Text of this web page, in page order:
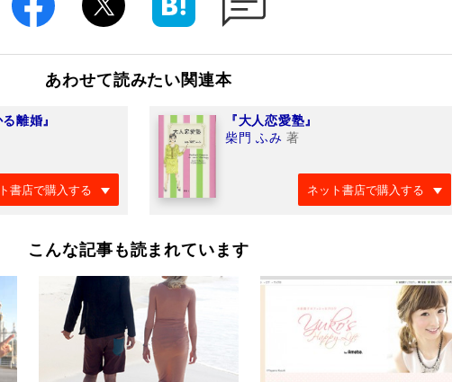
あわせて読みたい関連本
離婚』
書店で購入する
『大人恋愛塾』
柴門 ふみ 著
ネット書店で購入する
こんな記事も読まれています